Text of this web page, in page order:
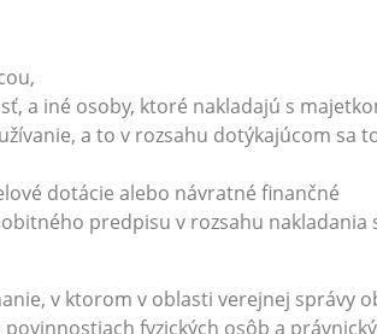
a iné osoby, ktoré nakladajú s
a to v rozsahu dotýkajúcom sa
dotácie alebo návratné finančné
predpisu v rozsahu nakladania
v ktorom v oblasti verejnej správy
fyzických osôb a